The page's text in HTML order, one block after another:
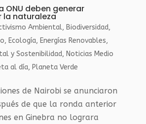
ONU deben generar
la naturaleza
Ambiental, Biodiversidad,
, Ecología, Energías Renovables,
y Sostenibilidad, Noticias Medio
al día, Planeta Verde
de Nairobi se anunciaron
de que la ronda anterior
en Ginebra no lograra